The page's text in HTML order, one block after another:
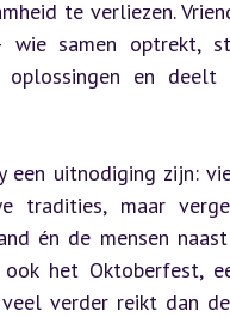
te verliezen.
samen optrekt,
en deelt
een uitnodiging zijn:
tradities, maar
én de mensen
het Oktoberfest,
verder reikt dan